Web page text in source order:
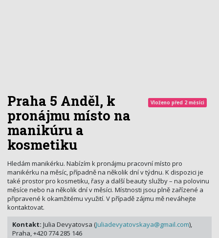
Praha 5 Anděl, k
pronájmu místo na
manikúru a
kosmetiku
Vloženo před 2 měsíci
Hledám manikérku. Nabízím k pronájmu pracovní místo pro
manikérku na měsíc, případně na několik dní v týdnu. K dispozici je
také prostor pro kosmetiku, řasy a další beauty služby – na polovinu
měsíce nebo na několik dní v měsíci. Místnosti jsou plně zařízené a
připravené k okamžitému využití. V případě zájmu mě neváhejte
kontaktovat.
Kontakt: Julia Devyatovsa (Juliadevyatovskaya@gmail.com),
Praha, +420 774 285 146